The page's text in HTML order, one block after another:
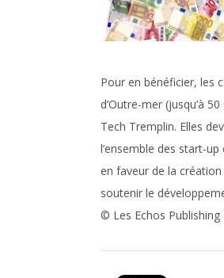
Pour en bénéficier, les
d’Outre-mer (jusqu’à
Tech Tremplin. Elles
l’ensemble des start-
en faveur de la
soutenir le
© Les Echos Publishing